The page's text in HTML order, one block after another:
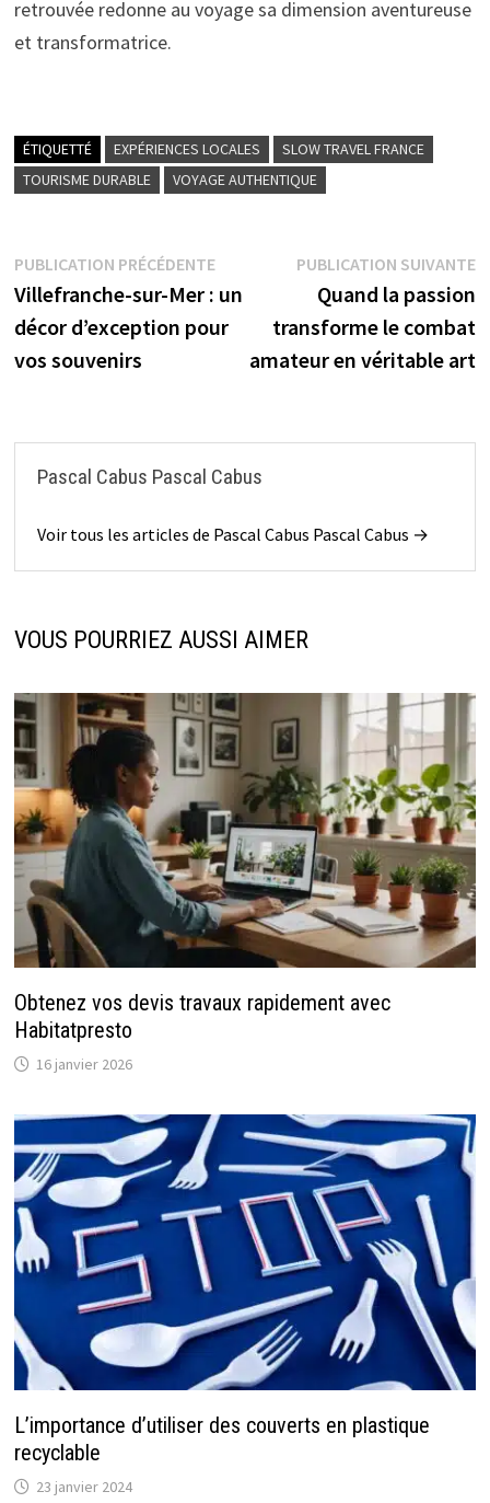
retrouvée redonne au voyage sa dimension aventureuse
et transformatrice.
ÉTIQUETTÉ EXPÉRIENCES LOCALES
SLOW TRAVEL FRANCE
TOURISME DURABLE
VOYAGE AUTHENTIQUE
Navigation
de
l’article
PUBLICATION PRÉCÉDENTEPublication
précédente :
Villefranche-sur-Mer : un
décor d’exception pour
vos souvenirs
PUBLICATION SUIVANTE
Quand la passion
transforme le combat
amateur en véritable art
Pascal Cabus Pascal Cabus
Voir tous les articles de Pascal Cabus Pascal Cabus →
VOUS POURRIEZ AUSSI AIMER
Obtenez vos devis travaux rapidement avec
Habitatpresto
16 janvier 2026
L’importance d’utiliser des couverts en plastique
recyclable
23 janvier 2024